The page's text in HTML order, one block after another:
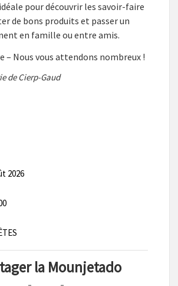
pour découvrir les savoir-faire
de bons produits et passer un
en famille ou entre amis.
– Nous vous attendons nombreux !
de Cierp-Gaud
2026
la Mounjetado